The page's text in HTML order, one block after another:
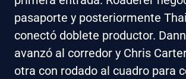
pasaporte y posteriormente
conectó doblete productor.
avanzó al corredor y Chris
otra con rodado al cuadro para